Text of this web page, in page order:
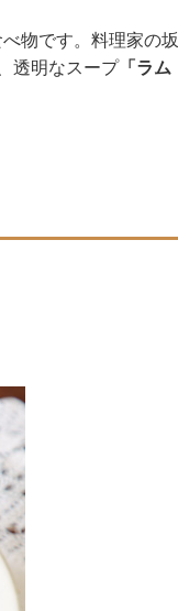
物です。料理家の坂
透明なスープ「ラム